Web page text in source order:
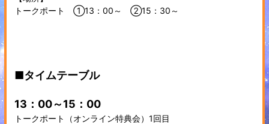
トークポート ①13：00～ ②15：30～
■タイムテーブル
13：00～15：00
トークポート（オンライン特典会）1回目